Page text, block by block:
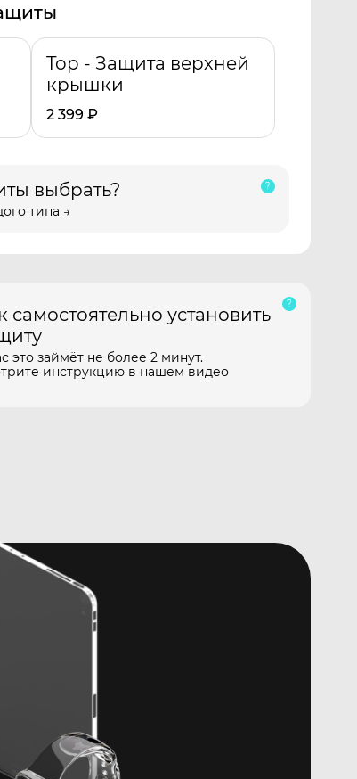
Top - Защита верхней
крышки
2 399 ₽
выбрать?
типа →
самостоятельно установить
это займёт не более 2 минут.
инструкцию в нашем видео